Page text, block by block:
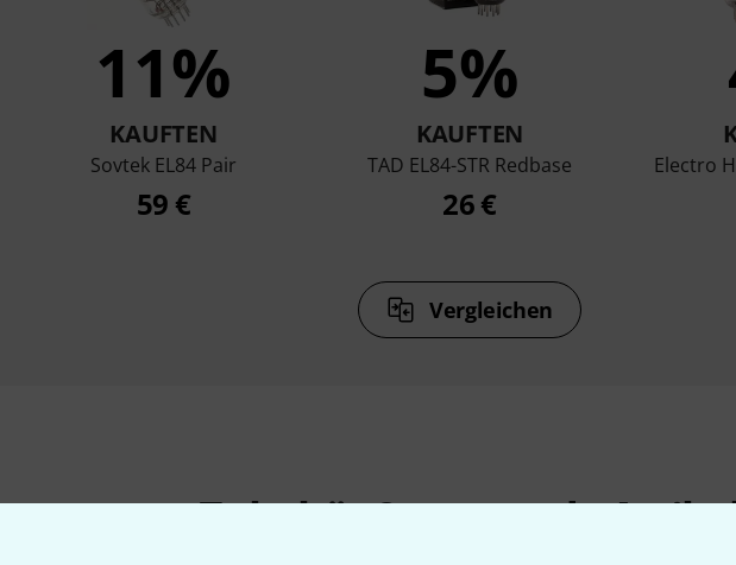
11%
KAUFTEN
Sovtek EL84 Pair
59 €
5%
KAUFTEN
TAD EL84-STR Redbase
26 €
Electro
Vergleichen
Zubehör & passende